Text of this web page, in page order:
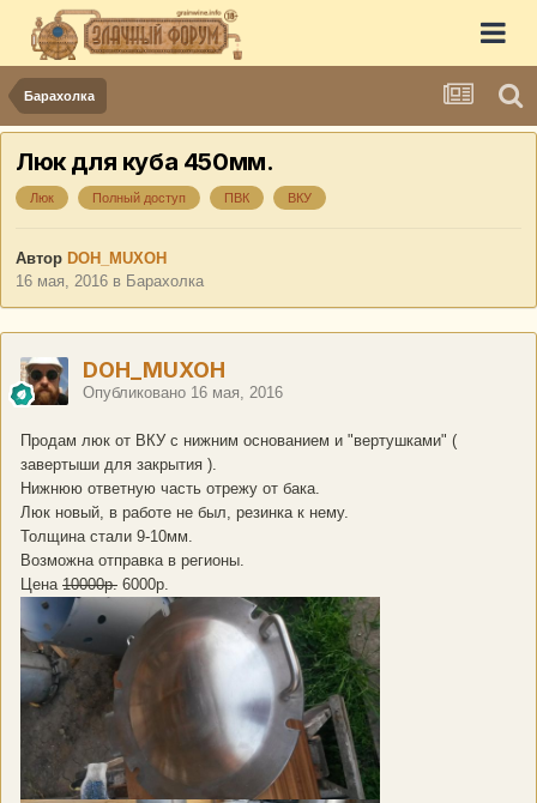
Барахолка
Люк для куба 450мм.
Люк Полный доступ ПВК ВКУ
Автор DOH_MUXOH
16 мая, 2016 в Барахолка
DOH_MUXOH
Опубликовано 16 мая, 2016
Продам люк от ВКУ с нижним основанием и "вертушками" (
завертыши для закрытия ).
Нижнюю ответную часть отрежу от бака.
Люк новый, в работе не был, резинка к нему.
Толщина стали 9-10мм.
Возможна отправка в регионы.
Цена 10000р. 6000р.